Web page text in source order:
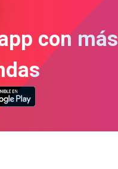
con más